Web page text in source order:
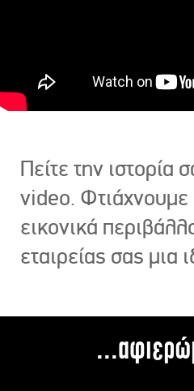
Πείτε την
video. Φτιάχνουμε
εικονικά
εταιρείας σας μια